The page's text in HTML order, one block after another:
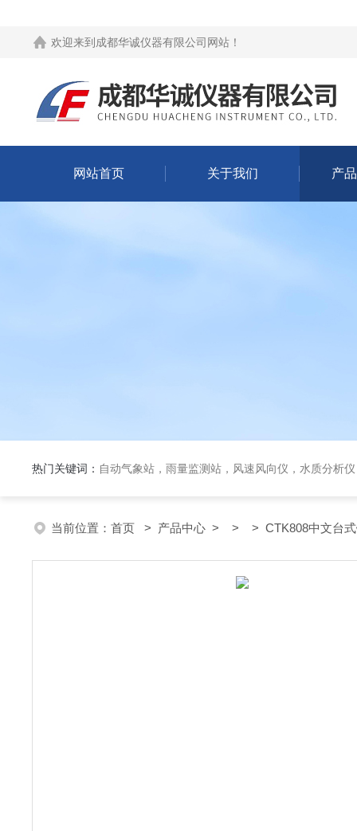
欢迎来到 成都华诚仪器有限公司网站 ！
网站首页 关于我们 产
热门关键词： 自动气象站，雨量监测站，风速风向仪，水质分析
当前位置： 首页 > 产品中心 > > > CTK808中文台式